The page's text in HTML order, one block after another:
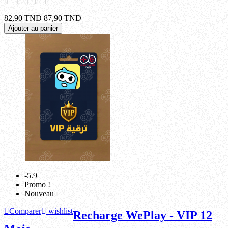
82,90 TND 87,90 TND
Ajouter au panier
-5.9
Promo !
Nouveau
Comparer
wishlistRecharge WePlay - VIP 12